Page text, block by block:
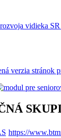
verzia stránok
https://